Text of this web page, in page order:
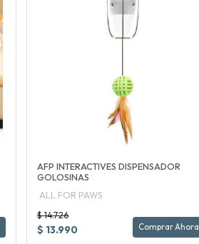
AFP INTERACTIVES DISPENSADOR
GOLOSINAS
ALL FOR PAWS
$ 14.726
$ 13.990 Comprar Ahora